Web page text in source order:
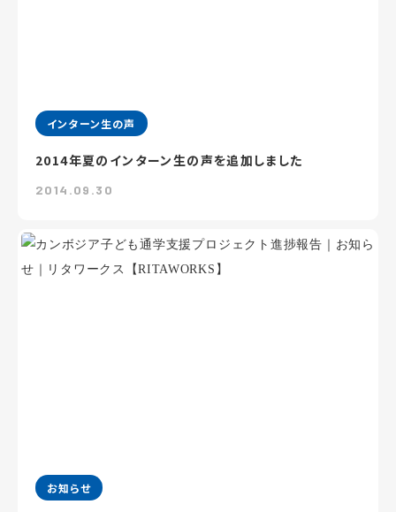
インターン生の声
2014年夏のインターン生の声を追加しました
2014.09.30
お知らせ